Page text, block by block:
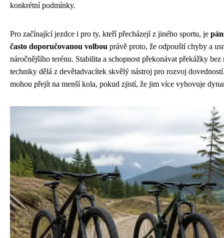
konkrétní podmínky.
Pro začínající jezdce i pro ty, kteří přecházejí z jiného sportu, je
často doporučovanou volbou právě proto, že odpouští chyby a
náročnějšího terénu. Stabilita a schopnost překonávat překážky
techniky dělá z devětadvacítek skvělý nástroj pro rozvoj
mohou přejít na menší kola, pokud zjistí, že jim více vyhovuje